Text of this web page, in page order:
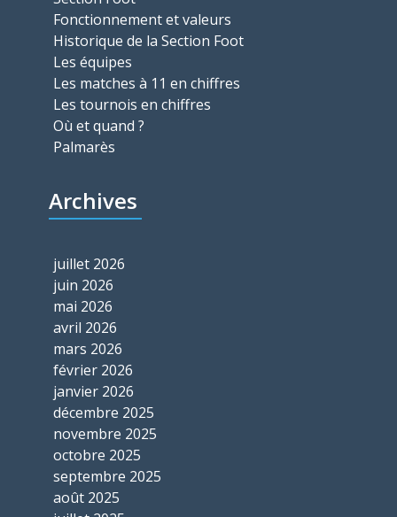
Fonctionnement et valeurs
Historique de la Section Foot
Les équipes
Les matches à 11 en chiffres
Les tournois en chiffres
Où et quand ?
Palmarès
Archives
juillet 2026
juin 2026
mai 2026
avril 2026
mars 2026
février 2026
janvier 2026
décembre 2025
novembre 2025
octobre 2025
septembre 2025
août 2025